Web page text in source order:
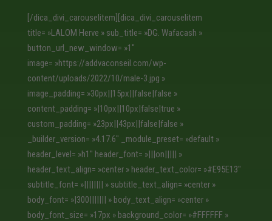
[/dica_divi_carouselitem][dica_divi_carouselitem
title= »LALOM Herve » sub_title= »DG. Wafacash »
button_url_new_window= »1″
image= »https://addvaconseil.com/wp-
content/uploads/2022/10/male-3.jpg »
image_padding= »30px||15px||false|false »
content_padding= »|10px||10px|false|true »
custom_padding= »23px||43px||false|false »
_builder_version= »4.17.6″ _module_preset= »default »
header_level= »h1″ header_font= »|||on||||| »
header_text_align= »center » header_text_color= »#E95E13″
subtitle_font= »|||||||| » subtitle_text_align= »center »
body_font= »|300||||||| » body_text_align= »center »
body_font_size= »17px » background_color= »#FFFFFF »